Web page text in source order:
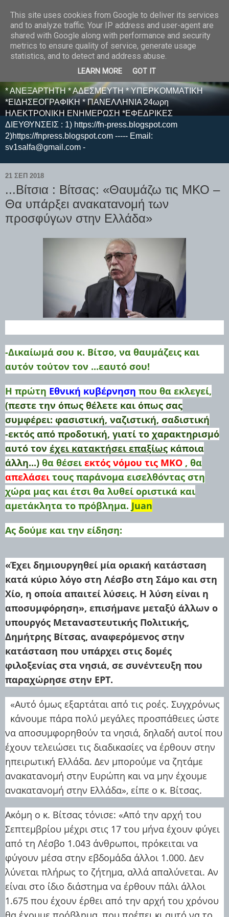
E F E N P R E S S -
ΗΛΕΚΤΡΟΝΙΚΗ
ΕΦΗΜΕΡΙΔΑ
* ΑΝΕΞΑΡΤΗΤΗ * ΑΔΕΣΜΕΥΤΗ * ΥΠΕΡΚΟΜΜΑΤΙΚΗ
*ΕΙΔΗΣΕΟΓΡΑΦΙΚΗ * ΠΑΝΕΛΛΗΝΙΑ 24ωρη
ΗΛΕΚΤΡΟΝΙΚΗ ΕΝΗΜΕΡΩΣΗ *ΕΦΕΔΡΙΚΕΣ
ΔΙΕΥΘΥΝΣΕΙΣ : 1) https://fn-press.blogspot.com
2)https://fnpress.blogspot.com ----- Email:
sv1salfa@gmail.com -
21 ΣΕΠ 2018
...Βίτσια : Βίτσας: «Θαυμάζω τις ΜΚΟ –
Θα υπάρξει ανακατανομή των
προσφύγων στην Ελλάδα»
-Δικαίωμά σου κ. Βίτσο, να θαυμάζεις και
αυτόν τούτον τον ...εαυτό σου!
Η πρώτη Εθνική κυβέρνηση που θα εκλεγεί,
(πεστε την όπως θέλετε και όπως σας
συμφέρει: φασιστική, ναζιστική, σαδιστική
-εκτός από προδοτική, γιατί το χαρακτηρισμό
αυτό τον έχει κατακτήσει επαξίως κάποια
άλλη...) θα θέσει εκτός νόμου τις ΜΚΟ , θα
απελάσει τους παράνομα εισελθόντας στη
χώρα μας και έτσι θα λυθεί οριστικά και
αμετάκλητα το πρόβλημα. Juan
Ας δούμε και την είδηση:
«Έχει δημιουργηθεί μία οριακή κατάσταση
κατά κύριο λόγο στη Λέσβο στη Σάμο και στη
Χίο, η οποία απαιτεί λύσεις. Η λύση είναι η
αποσυμφόρηση», επισήμανε μεταξύ άλλων ο
υπουργός Μεταναστευτικής Πολιτικής,
Δημήτρης Βίτσας, αναφερόμενος στην
κατάσταση που υπάρχει στις δομές
φιλοξενίας στα νησιά, σε συνέντευξη που
παραχώρησε στην ΕΡΤ.
«Αυτό όμως εξαρτάται από τις ροές. Συγχρόνως
κάνουμε πάρα πολύ μεγάλες προσπάθειες ώστε
να αποσυμφορηθούν τα νησιά, δηλαδή αυτοί που
έχουν τελειώσει τις διαδικασίες να έρθουν στην
ηπειρωτική Ελλάδα. Δεν μπορούμε να ζητάμε
ανακατανομή στην Ευρώπη και να μην έχουμε
ανακατανομή στην Ελλάδα», είπε ο κ. Βίτσας.
Ακόμη ο κ. Βίτσας τόνισε: «Από την αρχή του
Σεπτεμβρίου μέχρι στις 17 του μήνα έχουν φύγει
από τη Λέσβο 1.043 άνθρωποι, πρόκειται να
φύγουν μέσα στην εβδομάδα άλλοι 1.000. Δεν
λύνεται πλήρως το ζήτημα, αλλά απαλύνεται. Αν
είναι στο ίδιο διάστημα να έρθουν πάλι άλλοι
1.675 που έχουν έρθει από την αρχή του χρόνου
This site uses cookies from Google to deliver its services
and to analyze traffic. Your IP address and user-agent are
shared with Google along with performance and security
metrics to ensure quality of service, generate usage
statistics, and to detect and address abuse.
LEARN MORE GOT IT